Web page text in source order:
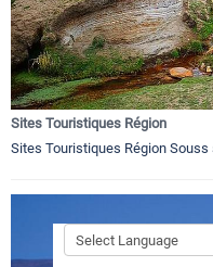
Sites Touristiques Région
Sites Touristiques Région